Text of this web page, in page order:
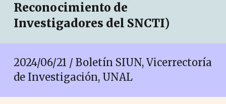
Reconocimiento de
Investigadores del SNCTI)
2024/06/21 / Boletín SIUN, Vicerrectoría
de Investigación, UNAL